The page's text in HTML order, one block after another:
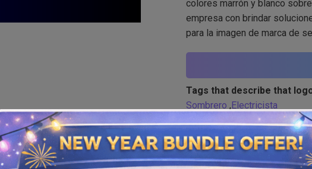
colores marrón y blanco
empresa con brindar
para la imagen de marca de
Tags that describe that
Sombrero ,Electricista